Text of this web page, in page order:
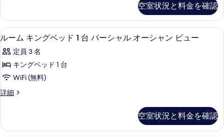
ロ
ン
ト
(Diamond
Head)
の
す
て
フ
ン
ト
(Diamond
Head)
の
詳
細
ド
ル
ー
ム
(Ocean)
の
す
の
1
ベ
ッ
ル
ー
(Ocean)
の
詳
空室状況と料金を確認
ル
ー
ム
キ
ン
グ
ッ
高級寝具、セーフティボックス (室
4
ルーム キングベッド 1 台 パーシャル オーシャン ビュー
定員 3 名
キングベッド 1 台
WiFi (無料)
詳細
ル
ン
空室状況と料金を確認